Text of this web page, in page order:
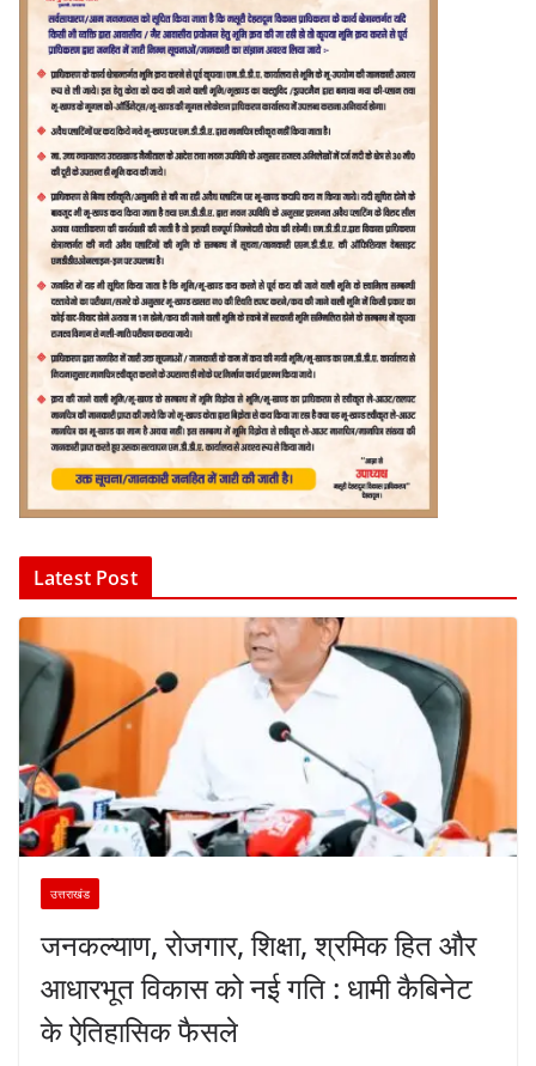
Latest Post
उत्तराखंड
जनकल्याण, रोजगार, शिक्षा, श्रमिक हित और
आधारभूत विकास को नई गति : धामी कैबिनेट
के ऐतिहासिक फैसले